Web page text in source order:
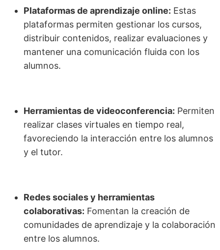
Plataformas de aprendizaje online: Estas
plataformas permiten gestionar los cursos,
distribuir contenidos, realizar evaluaciones y
mantener una comunicación fluida con los
alumnos.
Herramientas de videoconferencia: Permiten
realizar clases virtuales en tiempo real,
favoreciendo la interacción entre los alumnos
y el tutor.
Redes sociales y herramientas
colaborativas: Fomentan la creación de
comunidades de aprendizaje y la colaboración
entre los alumnos.